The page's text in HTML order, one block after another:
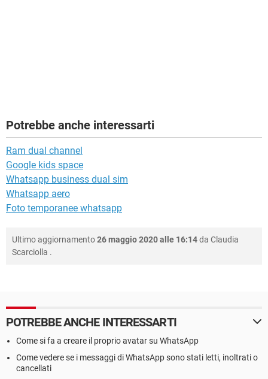
Potrebbe anche interessarti
Ram dual channel
Google kids space
Whatsapp business dual sim
Whatsapp aero
Foto temporanee whatsapp
Ultimo aggiornamento26 maggio 2020 alle 16:14da Claudia
Scarciolla .
POTREBBE ANCHE INTERESSARTI
Come si fa a creare il proprio avatar su WhatsApp
Come vedere se i messaggi di WhatsApp sono stati letti, inoltrati o
cancellati